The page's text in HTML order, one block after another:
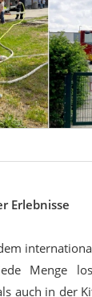
Erlebnisse
Menge
auch in der